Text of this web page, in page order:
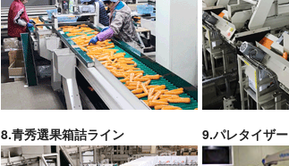
8.青秀選果箱詰ライン 9.パレタイザー